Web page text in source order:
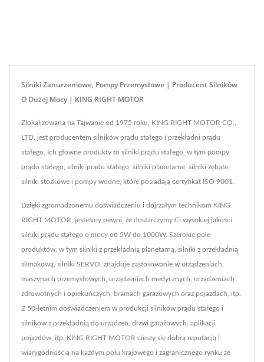
Silniki Zanurzeniowe, Pompy Przemysłowe | Producent Silników
O Dużej Mocy | KING RIGHT MOTOR
Zlokalizowana na Tajwanie od 1975 roku, KING RIGHT MOTOR CO.,
LTD. jest producentem silników prądu stałego i przekładni prądu
stałego. Ich główne produkty to silniki prądu stałego, w tym pompy
prądu stałego, silniki prądu stałego, silniki planetarne, silniki zębate,
silniki stożkowe i pompy wodne, które posiadają certyfikat ISO 9001.
Dzięki zgromadzonemu doświadczeniu i dojrzałym technikom KING
RIGHT MOTOR, jesteśmy pewni, że dostarczymy Ci wysokiej jakości
silniki prądu stałego o mocy od 5W do 1000W. Szerokie pole
produktów, w tym silniki z przekładnią planetarną, silniki z przekładnią
ślimakową, silniki SERVO, znajduje zastosowanie w urządzeniach,
maszynach przemysłowych, urządzeniach medycznych, urządzeniach
zdrowotnych i opiekuńczych, bramach garażowych oraz pojazdach, itp.
Z 50-letnim doświadczeniem w produkcji silników prądu stałego i
silników z przekładnią do urządzeń, drzwi garażowych, aplikacji
pojazdów, itp. KING RIGHT MOTOR cieszy się dobrą reputacją i
wiarygodnością na każdym polu krajowego i zagranicznego rynku ze